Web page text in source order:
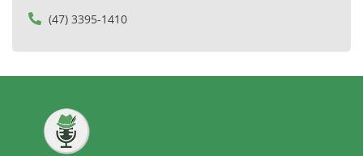
(47) 3395-1410